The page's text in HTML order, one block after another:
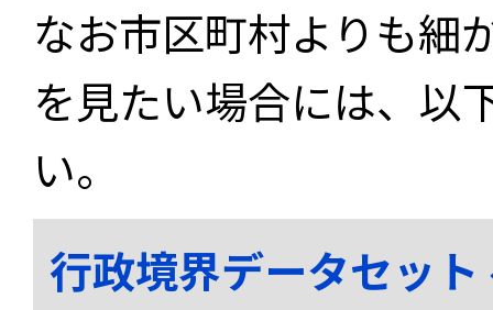
なお市区町村よりも細
を見たい場合には、以
い。
行政境界データセッ